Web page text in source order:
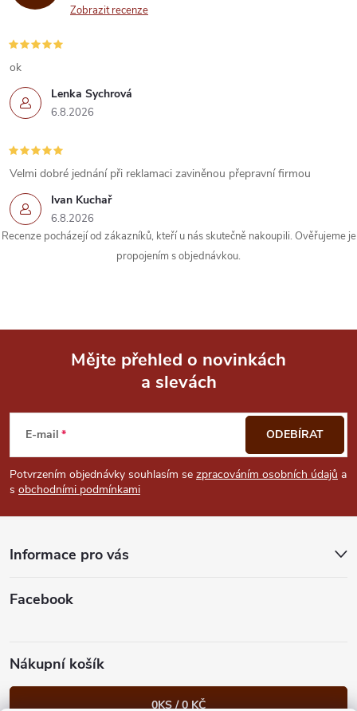
Zobrazit recenze
Lenka Sychrová
6.8.2026
ok
Ivan Kuchař
6.8.2026
Velmi dobré jednání při reklamaci zaviněnou přepravní firmou
Recenze pocházejí od zákazníků, kteří u nás skutečně nakoupili. Ověřujeme je
propojením s objednávkou.
p
a
Mějte přehled o novinkách
a slevách
E-mail
Potvrzením objednávky souhlasím se zpracováním osobních údajů a
s obchodními podmínkami
ODEBÍRAT
Informace pro vás
Facebook
Nákupní košík
0KS /0 KČ